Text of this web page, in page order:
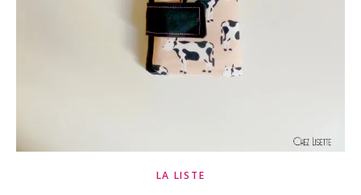
LA LISTE